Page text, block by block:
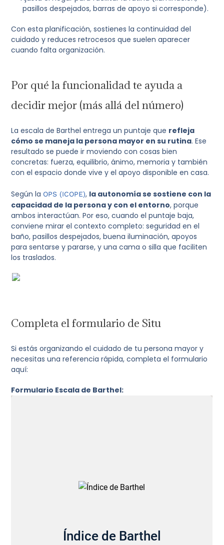
pasillos despejados, barras de apoyo si corresponde).
Con esta planificación, sostienes la continuidad del
cuidado y reduces retrocesos que suelen aparecer
cuando falta organización.
Por qué la funcionalidad te ayuda a
decidir mejor (más allá del número)
La escala de Barthel entrega un puntaje que refleja
cómo se maneja la persona mayor en su rutina. Ese
resultado se puede ir moviendo con cosas bien
concretas: fuerza, equilibrio, ánimo, memoria y también
con el espacio donde vive y el apoyo disponible en casa.
Según la OPS (ICOPE), la autonomía se sostiene con la
capacidad de la persona y con el entorno, porque
ambos interactúan. Por eso, cuando el puntaje baja,
conviene mirar el contexto completo: seguridad en el
baño, pasillos despejados, buena iluminación, apoyos
para sentarse y pararse, y una cama o silla que faciliten
los traslados.
Completa el formulario de Situ
Si estás organizando el cuidado de tu persona mayor y
necesitas una referencia rápida, completa el formulario
aquí:
Formulario Escala de Barthel: